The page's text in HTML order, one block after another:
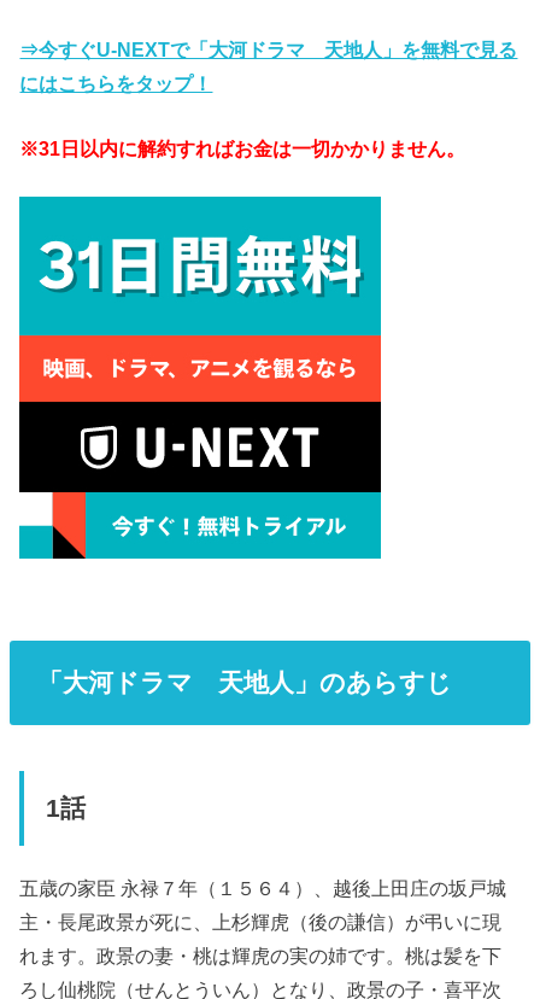
⇒今すぐU-NEXTで「大河ドラマ 天地人」を無料で見る
にはこちらをタップ！
※31日以内に解約すればお金は一切かかりません。
「大河ドラマ 天地人」のあらすじ
1話
五歳の家臣 永禄７年（１５６４）、越後上田庄の坂戸城
主・長尾政景が死に、上杉輝虎（後の謙信）が弔いに現
れます。政景の妻・桃は輝虎の実の姉です。桃は髪を下
ろし仙桃院（せんとういん）となり、政景の子・喜平次